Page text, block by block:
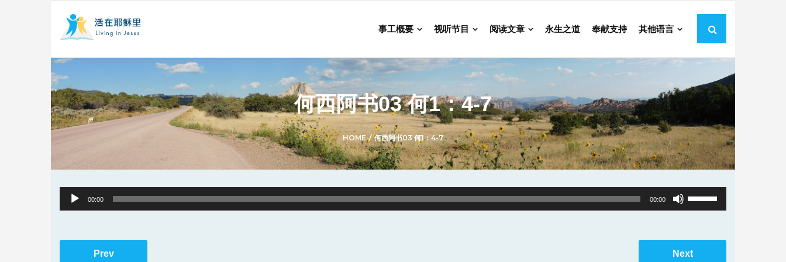
事工概要 视听节目 阅读文章 永生之道 奉献支持 其他语言
何西阿书03 何1：4-7
HOME /何西阿书03 何1：4-7
Audio
Player
00:00 00:00
Use
Up/Down
to
Prev Next